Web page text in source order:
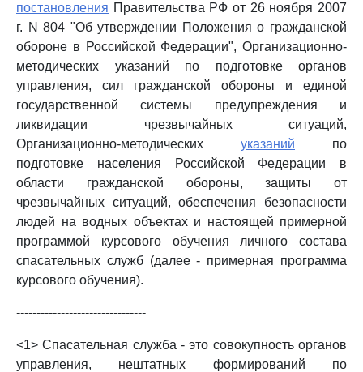
постановления Правительства РФ от 26 ноября 2007
г. N 804 "Об утверждении Положения о гражданской
обороне в Российской Федерации", Организационно-
методических указаний по подготовке органов
управления, сил гражданской обороны и единой
государственной системы предупреждения и
ликвидации чрезвычайных ситуаций,
Организационно-методических указаний по
подготовке населения Российской Федерации в
области гражданской обороны, защиты от
чрезвычайных ситуаций, обеспечения безопасности
людей на водных объектах и настоящей примерной
программой курсового обучения личного состава
спасательных служб (далее - примерная программа
курсового обучения).
--------------------------------
<1> Спасательная служба - это совокупность органов
управления, нештатных формирований по